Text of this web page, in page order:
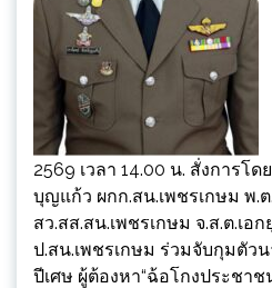
2569 เวลา 14.00 น. สั่งการโ
บุญแก้ว ผกก.สน.เพชรเกษม พ.
สว.สส.สน.เพชรเกษม จ.ส.ต.เอ
ป.สน.เพชรเกษม ร่วมจับกุมตัว
ปีเศษ ผู้ต้องหา“ฉ้อโกงประชา